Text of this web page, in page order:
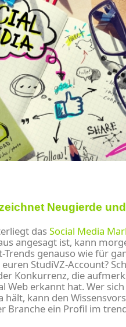
Neugierde
das Social Media
angesagt ist, kann
genauso wie für
StudiVZ-Account?
Konkurrenz, die
Web erkannt hat. Wer
hält, kann den
Branche ein Profil im